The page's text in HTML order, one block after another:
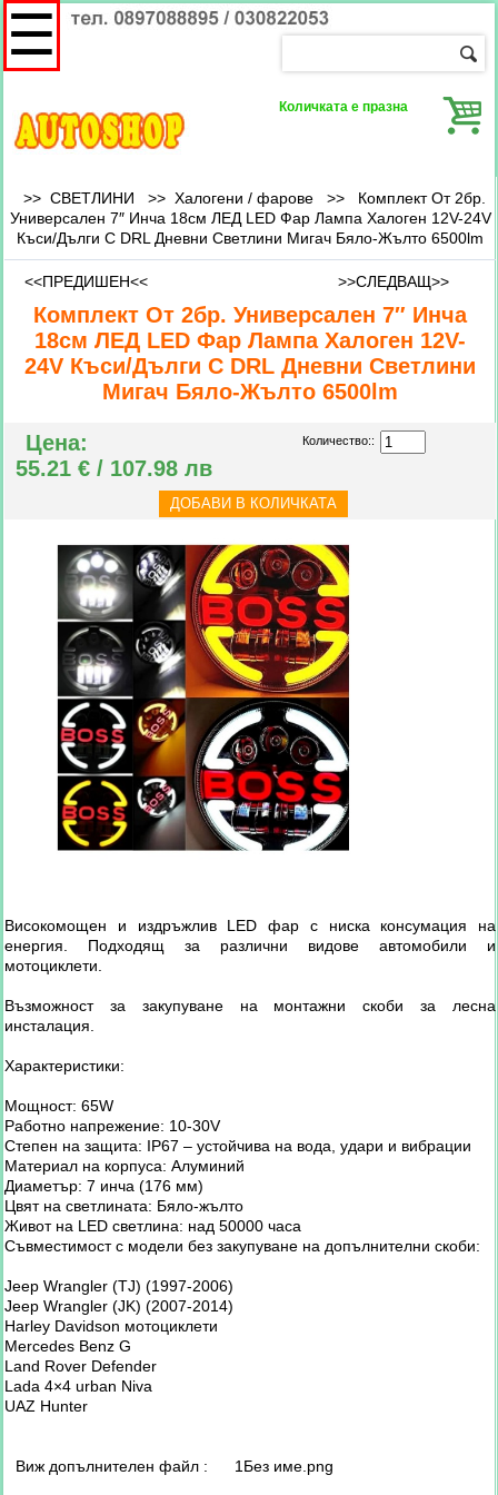
Количката е празна
☰
>> СВЕТЛИНИ >> Халогени / фарове >> Комплект От 2бр.
Универсален 7″ Инча 18см ЛЕД LED Фар Лампа Халоген 12V-24V
Къси/Дълги С DRL Дневни Светлини Мигач Бяло-Жълто 6500lm
<<ПРЕДИШЕН<< >>СЛЕДВАЩ>>
Комплект От 2бр. Универсален 7″ Инча
18см ЛЕД LED Фар Лампа Халоген 12V-
24V Къси/Дълги С DRL Дневни Светлини
Мигач Бяло-Жълто 6500lm
Цена:
55.21 € / 107.98 лв
Количество::
Високомощен и издръжлив LED фар с ниска консумация на
енергия. Подходящ за различни видове автомобили и
мотоциклети.
Възможност за закупуване на монтажни скоби за лесна
инсталация.
Характеристики:
Мощност: 65W
Работно напрежение: 10-30V
Степен на защита: IP67 – устойчива на вода, удари и вибрации
Материал на корпуса: Алуминий
Диаметър: 7 инча (176 мм)
Цвят на светлината: Бяло-жълто
Живот на LED светлина: над 50000 часа
Съвместимост с модели без закупуване на допълнителни скоби:
Jeep Wrangler (TJ) (1997-2006)
Jeep Wrangler (JK) (2007-2014)
Harley Davidson мотоциклети
Mercedes Benz G
Land Rover Defender
Lada 4×4 urban Niva
UAZ Hunter
Виж допълнителен файл : 1Без име.png